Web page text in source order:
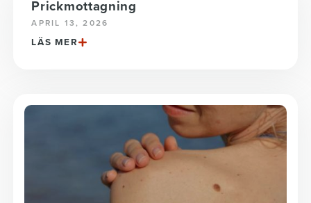
Prickmottagning
APRIL 13, 2026
LÄS MER